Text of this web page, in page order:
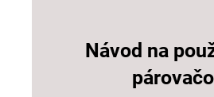
Návod na